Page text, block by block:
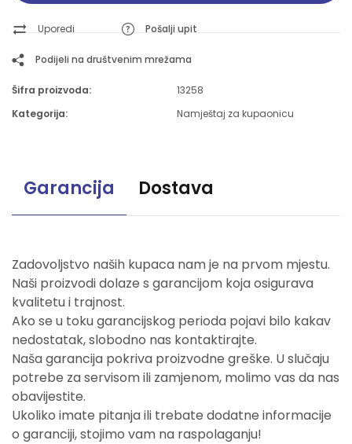
Uporedi Pošalji upit
Podijeli na društvenim mrežama
Šifra proizvoda:
13258
Kategorija:
Namještaj za kupaonicu
Garancija Dostava
Zadovoljstvo naših kupaca nam je na prvom mjestu.
Naši proizvodi dolaze s garancijom koja osigurava
kvalitetu i trajnost.
Ako se u toku garancijskog perioda pojavi bilo kakav
nedostatak, slobodno nas kontaktirajte.
Naša garancija pokriva proizvodne greške. U slučaju
potrebe za servisom ili zamjenom, molimo vas da nas
obavijestite.
Ukoliko imate pitanja ili trebate dodatne informacije
o garanciji, stojimo vam na raspolaganju!